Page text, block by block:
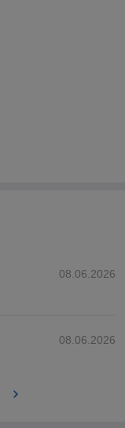
08.06.2026
08.06.2026